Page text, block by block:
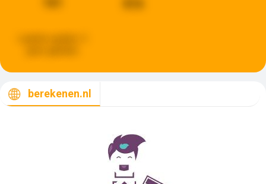
berekenen.nl